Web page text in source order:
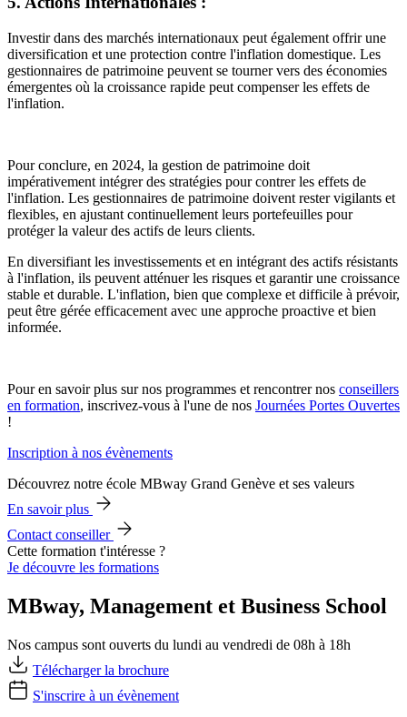
Investir dans des marchés internationaux peut également offrir une
diversification et une protection contre l'inflation domestique. Les
gestionnaires de patrimoine peuvent se tourner vers des économies
émergentes où la croissance rapide peut compenser les effets de
l'inflation.
Pour conclure, en 2024, la gestion de patrimoine doit
impérativement intégrer des stratégies pour contrer les effets de
l'inflation. Les gestionnaires de patrimoine doivent rester vigilants et
flexibles, en ajustant continuellement leurs portefeuilles pour
protéger la valeur des actifs de leurs clients.
En diversifiant les investissements et en intégrant des actifs résistants
à l'inflation, ils peuvent atténuer les risques et garantir une croissance
stable et durable. L'inflation, bien que complexe et difficile à prévoir,
peut être gérée efficacement avec une approche proactive et bien
informée.
Pour en savoir plus sur nos programmes et rencontrer nos conseillers
en formation, inscrivez-vous à l'une de nos Journées Portes Ouvertes
!
Inscription à nos évènements
Découvrez notre école MBway Grand Genève et ses valeurs
En savoir plus
Contact conseiller
Cette formation t'intéresse ?
Je découvre les formations
MBway, Management et Business School
Nos campus sont ouverts du lundi au vendredi de 08h à 18h
Télécharger la brochure
S'inscrire à un évènement